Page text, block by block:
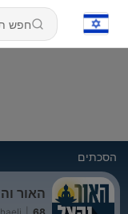
הסכתים
האור